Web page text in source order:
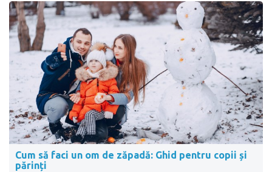
Cum să faci un om de zăpadă: Ghid pentru copii și
părinți